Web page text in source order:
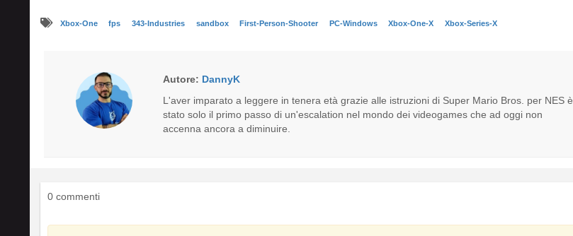
Xbox-One fps 343-Industries sandbox First-Person-Shooter PC-Windows Xbox-One-X Xbox-Series-X
Autore: DannyK
L'aver imparato a leggere in tenera età grazie alle istruzioni di Super Mario Bros. per NES è
stato solo il primo passo di un'escalation nel mondo dei videogames che ad oggi non
accenna ancora a diminuire.
0 commenti